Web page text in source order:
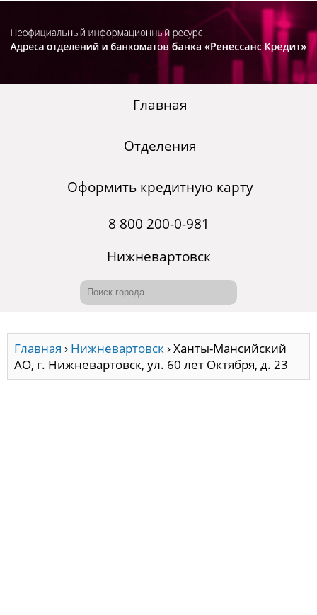
Главная
Отделения
Оформить кредитную карту
8 800 200-0-981
Нижневартовск
Главная › Нижневартовск›Ханты-Мансийский
АО, г. Нижневартовск, ул. 60 лет Октября, д. 23